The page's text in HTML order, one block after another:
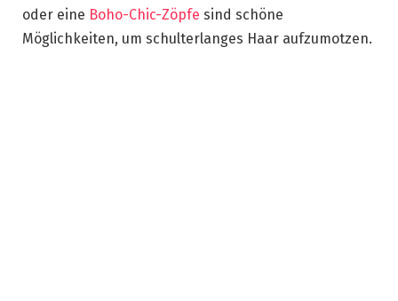
oder eine Boho-Chic-Zöpfe sind schöne
Möglichkeiten, um schulterlanges Haar aufzumotzen.